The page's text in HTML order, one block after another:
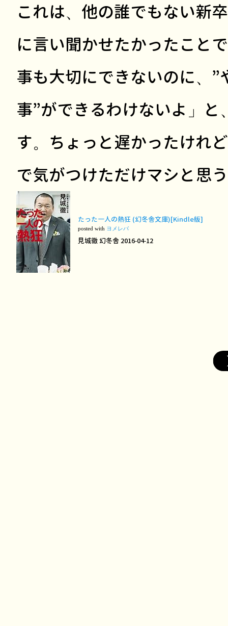
これは、他の誰でもない新
に言い聞かせたかったこと
事も大切にできないのに、”
事”ができるわけないよ」と
す。ちょっと遅かったけれ
で気がつけただけマシと思
たった一人の熱狂 (幻冬舎文庫)[Kindle版]
posted with ヨメレバ
見城徹 幻冬舎 2016-04-12